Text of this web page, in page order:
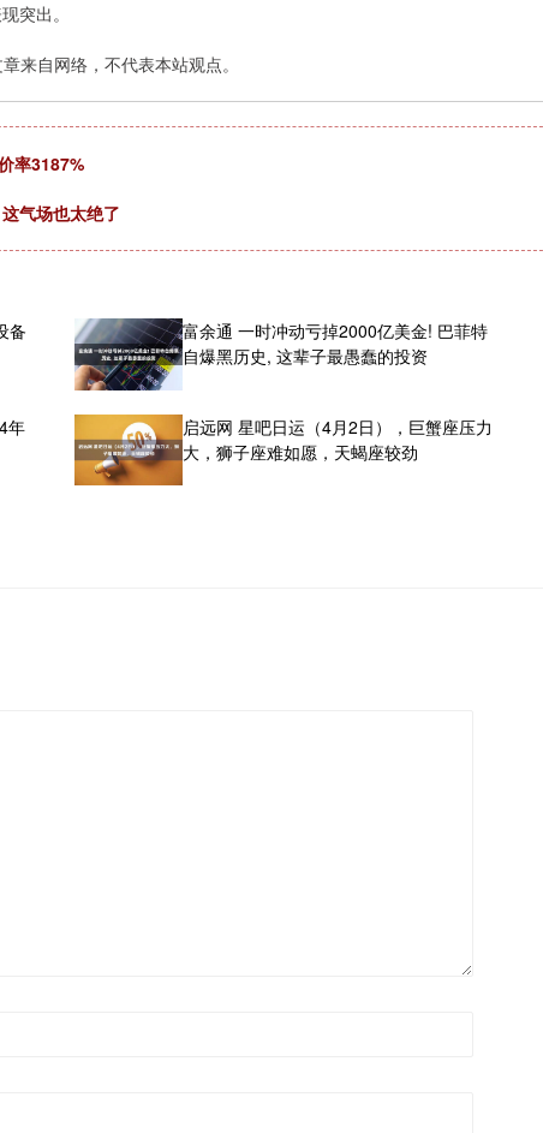
突出。
来自网络，不代表本站观点。
率3187%
气场也太绝了
备
富余通 一时冲动亏掉2000亿美金! 巴菲特
自爆黑历史, 这辈子最愚蠢的投资
年
启远网 星吧日运（4月2日），巨蟹座压力
大，狮子座难如愿，天蝎座较劲